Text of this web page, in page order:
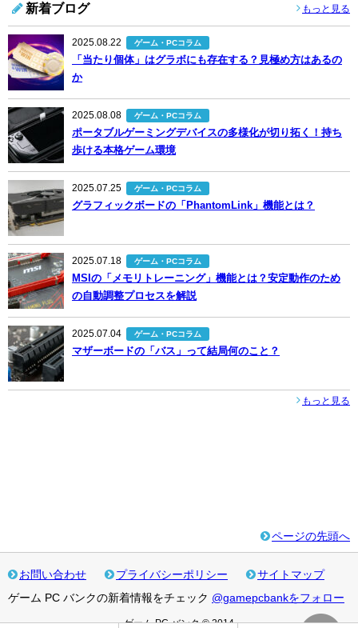
新着ブログ もっと見る
2025.08.22 ゲーム・PCコラム
「当たり個体」はグラボにも存在する？見極め方はあるの
か
2025.08.08 ゲーム・PCコラム
ポータブルゲーミングデバイスの多様化が切り拓く！持ち
歩ける本格ゲーム環境
2025.07.25 ゲーム・PCコラム
グラフィックボードの「PhantomLink」機能とは？
2025.07.18 ゲーム・PCコラム
MSIの「メモリトレーニング」機能とは？安定動作のため
の自動調整プロセスを解説
2025.07.04 ゲーム・PCコラム
マザーボードの「バス」って結局何のこと？
もっと見る
ページの先頭へ
お問い合わせ プライバシーポリシー
サイトマップ
ゲーム PC バンクの新着情報をチェック @gamepcbankをフォロー
ゲーム PC バンク © 2014